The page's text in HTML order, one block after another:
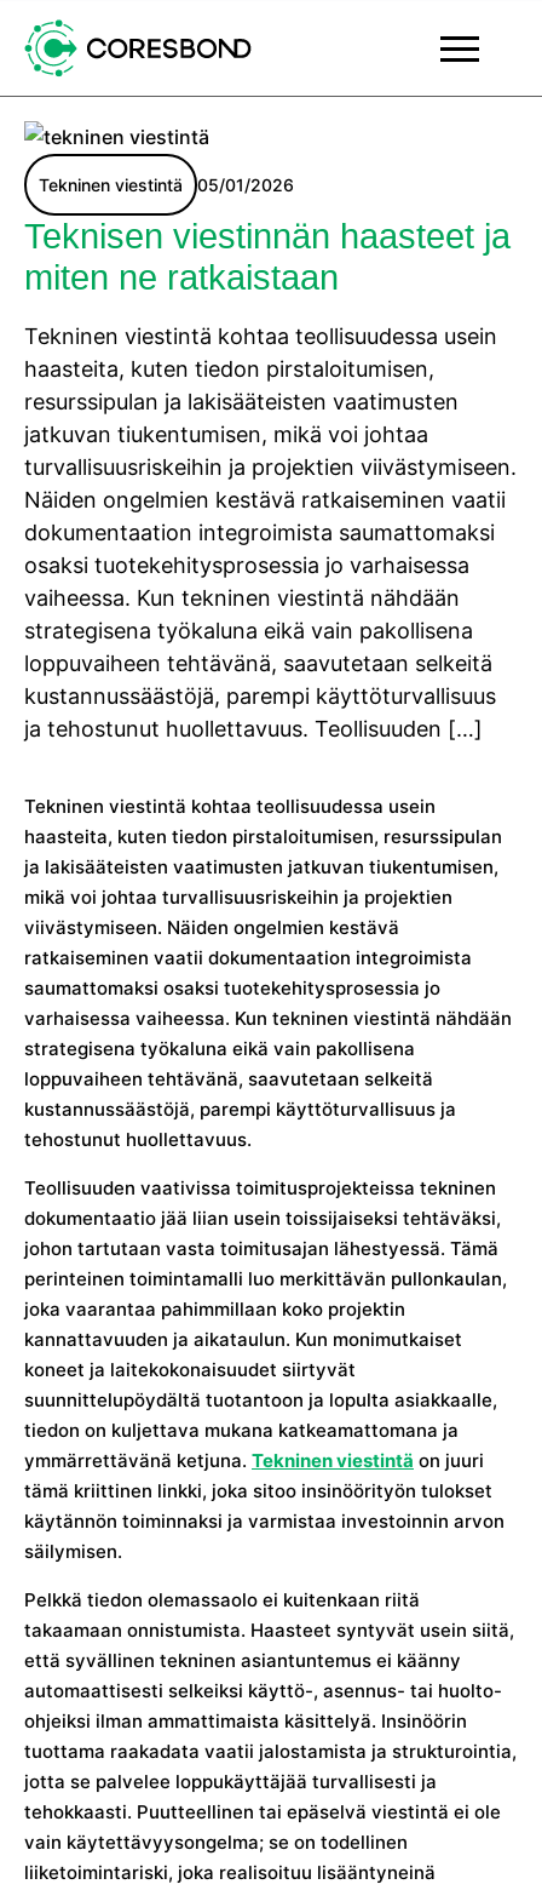
Tekninen viestintä 05/01/2026
Teknisen viestinnän haasteet ja
miten ne ratkaistaan
Tekninen viestintä kohtaa teollisuudessa usein
haasteita, kuten tiedon pirstaloitumisen,
resurssipulan ja lakisääteisten vaatimusten
jatkuvan tiukentumisen, mikä voi johtaa
turvallisuusriskeihin ja projektien viivästymiseen.
Näiden ongelmien kestävä ratkaiseminen vaatii
dokumentaation integroimista saumattomaksi
osaksi tuotekehitysprosessia jo varhaisessa
vaiheessa. Kun tekninen viestintä nähdään
strategisena työkaluna eikä vain pakollisena
loppuvaiheen tehtävänä, saavutetaan selkeitä
kustannussäästöjä, parempi käyttöturvallisuus
ja tehostunut huollettavuus. Teollisuuden […]
Tekninen viestintä kohtaa teollisuudessa usein
haasteita, kuten tiedon pirstaloitumisen, resurssipulan
ja lakisääteisten vaatimusten jatkuvan tiukentumisen,
mikä voi johtaa turvallisuusriskeihin ja projektien
viivästymiseen. Näiden ongelmien kestävä
ratkaiseminen vaatii dokumentaation integroimista
saumattomaksi osaksi tuotekehitysprosessia jo
varhaisessa vaiheessa. Kun tekninen viestintä nähdään
strategisena työkaluna eikä vain pakollisena
loppuvaiheen tehtävänä, saavutetaan selkeitä
kustannussäästöjä, parempi käyttöturvallisuus ja
tehostunut huollettavuus.
Teollisuuden vaativissa toimitusprojekteissa tekninen
dokumentaatio jää liian usein toissijaiseksi tehtäväksi,
johon tartutaan vasta toimitusajan lähestyessä. Tämä
perinteinen toimintamalli luo merkittävän pullonkaulan,
joka vaarantaa pahimmillaan koko projektin
kannattavuuden ja aikataulun. Kun monimutkaiset
koneet ja laitekokonaisuudet siirtyvät
suunnittelupöydältä tuotantoon ja lopulta asiakkaalle,
tiedon on kuljettava mukana katkeamattomana ja
ymmärrettävänä ketjuna. Tekninen viestintä on juuri
tämä kriittinen linkki, joka sitoo insinöörityön tulokset
käytännön toiminnaksi ja varmistaa investoinnin arvon
säilymisen.
Pelkkä tiedon olemassaolo ei kuitenkaan riitä
takaamaan onnistumista. Haasteet syntyvät usein siitä,
että syvällinen tekninen asiantuntemus ei käänny
automaattisesti selkeiksi käyttö-, asennus- tai huolto-
ohjeiksi ilman ammattimaista käsittelyä. Insinöörin
tuottama raakadata vaatii jalostamista ja strukturointia,
jotta se palvelee loppukäyttäjää turvallisesti ja
tehokkaasti. Puutteellinen tai epäselvä viestintä ei ole
vain käytettävyysongelma; se on todellinen
liiketoimintariski, joka realisoituu lisääntyneinä